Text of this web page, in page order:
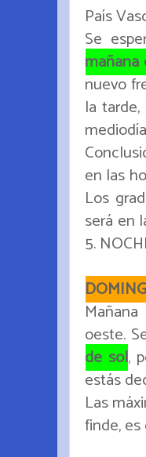
País
Se
nuevo
la
en las
Los
será en
5.
oeste.
de sol,
estás
Las
finde,